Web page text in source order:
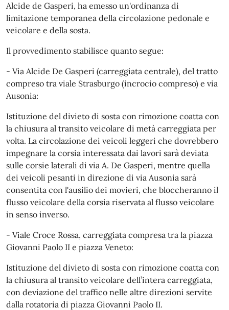
Alcide de Gasperi, ha emesso un'ordinanza di
limitazione temporanea della circolazione pedonale e
veicolare e della sosta.
Il provvedimento stabilisce quanto segue:
- Via Alcide De Gasperi (carreggiata centrale), del tratto
compreso tra viale Strasburgo (incrocio compreso) e via
Ausonia:
Istituzione del divieto di sosta con rimozione coatta con
la chiusura al transito veicolare di metà carreggiata per
volta. La circolazione dei veicoli leggeri che dovrebbero
impegnare la corsia interessata dai lavori sarà deviata
sulle corsie laterali di via A. De Gasperi, mentre quella
dei veicoli pesanti in direzione di via Ausonia sarà
consentita con l'ausilio dei movieri, che bloccheranno il
flusso veicolare della corsia riservata al flusso veicolare
in senso inverso.
- Viale Croce Rossa, carreggiata compresa tra la piazza
Giovanni Paolo II e piazza Veneto:
Istituzione del divieto di sosta con rimozione coatta con
la chiusura al transito veicolare dell’intera carreggiata,
con deviazione del traffico nelle altre direzioni servite
dalla rotatoria di piazza Giovanni Paolo II.